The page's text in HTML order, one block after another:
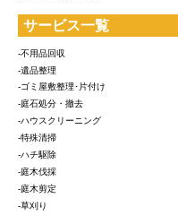
サービス一覧
-不用品回収
-遺品整理
-ゴミ屋敷整理･片付け
-庭石処分・撤去
-ハウスクリーニング
-特殊清掃
-ハチ駆除
-庭木伐採
-庭木剪定
-草刈り